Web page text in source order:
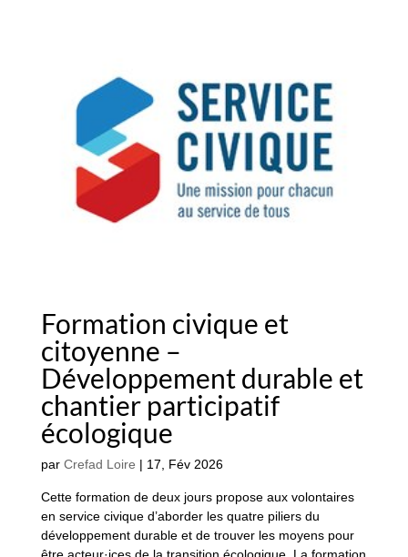
Formation civique et
citoyenne –
Développement durable et
chantier participatif
écologique
par Crefad Loire | 17, Fév 2026
Cette formation de deux jours propose aux volontaires
en service civique d’aborder les quatre piliers du
développement durable et de trouver les moyens pour
être acteur·ices de la transition écologique. La formation